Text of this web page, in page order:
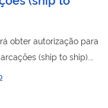
obter autorização para
(ship to ship).
cadastro como
acesse o
externo no SEI-ANP ".